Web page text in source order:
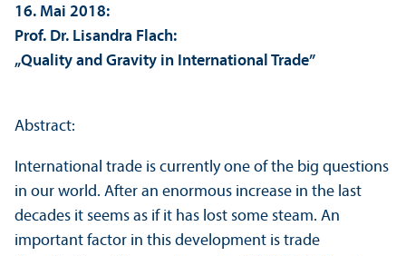
16. Mai 2018:
Prof. Dr. Lisandra Flach:
„Quality and Gravity in International Trade”
Abstract:
International trade is currently one of the big questions
in our world. After an enormous increase in the last
decades it seems as if it has lost some s­team. An
important factor in this development is trade